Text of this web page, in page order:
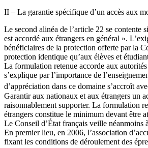
II – La garantie spécifique d’un accès aux
Le second alinéa de l’article 22 se contente
est accordé aux étrangers en général ».
bénéficiaires de la protection offerte par la
protection identique qu’aux élèves et
La formulation retenue accorde aux
s’explique par l’importance de
d’appréciation dans ce domaine s’accroît
Garantir aux nationaux et aux étrangers un
raisonnablement supporter. La formulation
étrangers constitue le minimum devant être
Le Conseil d’État français veille
En premier lieu, en 2006, l’association
fixant les conditions de déroulement des